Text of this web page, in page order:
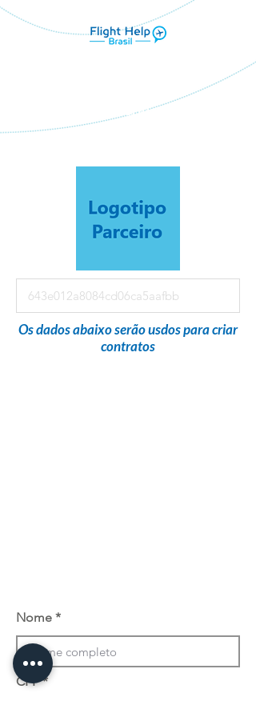
em parceria com
Os dados abaixo serão usdos para criar
contratos
Nome
CPF